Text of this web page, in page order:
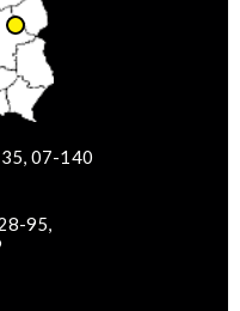
07-140
95,